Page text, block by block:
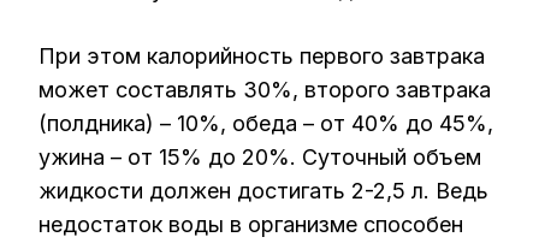
При этом калорийность первого завтрака
может составлять 30%, второго завтрака
(полдника) – 10%, обеда – от 40% до 45%,
ужина – от 15% до 20%. Суточный объем
жидкости должен достигать 2-2,5 л. Ведь
недостаток воды в организме способен